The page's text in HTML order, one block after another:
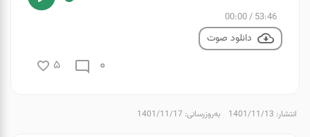
53:46
/
00:00
دانلود صوت
0
5
انتشار: 1401/11/13 به‌روزرسانی: 1401/11/17